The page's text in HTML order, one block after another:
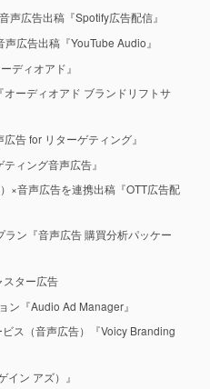
声広告出稿『Spotify広告配信』
広告出稿『YouTube Audio』
ディオアド』
ーディオアド ブランドリフトサ
告 for リターゲティング』
ィング音声広告』
×音声広告を連携出稿『OTT広告配
ン『音声広告 購買分析パッケー
スター広告
ン『Audio Ad Manager』
ス（音声広告）『Voicy Branding
ン アズ）』